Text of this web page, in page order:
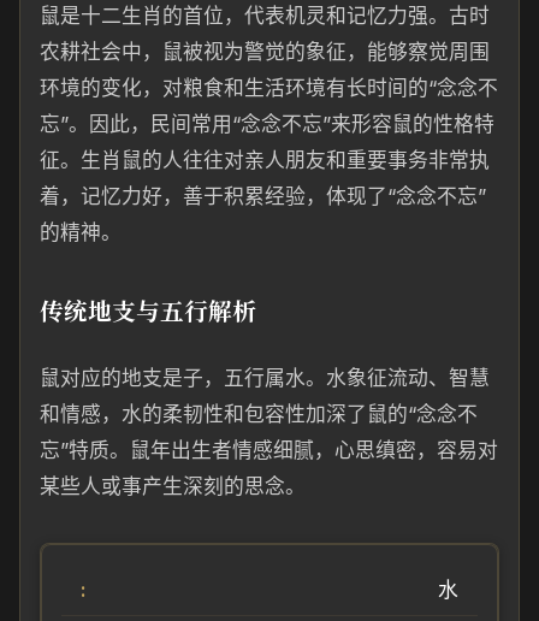
鼠是十二生肖的首位，代表机灵和记忆力强。古时
农耕社会中，鼠被视为警觉的象征，能够察觉周围
环境的变化，对粮食和生活环境有长时间的“念念不
忘”。因此，民间常用“念念不忘”来形容鼠的性格特
征。生肖鼠的人往往对亲人朋友和重要事务非常执
着，记忆力好，善于积累经验，体现了“念念不忘”
的精神。
传统地支与五行解析
鼠对应的地支是子，五行属水。水象征流动、智慧
和情感，水的柔韧性和包容性加深了鼠的“念念不
忘”特质。鼠年出生者情感细腻，心思缜密，容易对
某些人或事产生深刻的思念。
水